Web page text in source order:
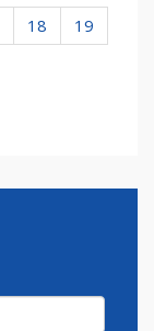
18
19